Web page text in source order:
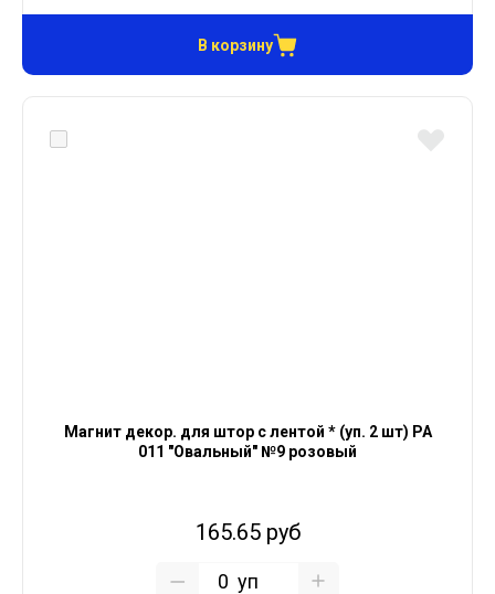
В корзину
Магнит декор. для штор с лентой * (уп. 2 шт) PA
011 "Овальный" №9 розовый
165.65 руб
уп